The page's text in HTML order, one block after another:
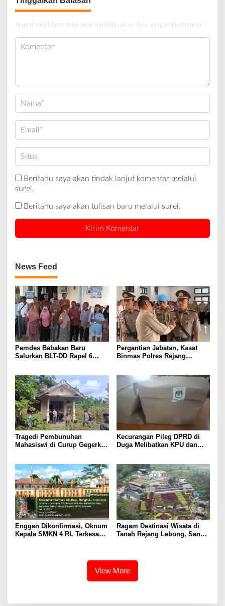
Alamat email Anda tidak akan dipublikasikan. Ruas yang wajib ditandai *
Beritahu saya akan tindak lanjut komentar melalui
surel.
Beritahu saya akan tulisan baru melalui surel.
News Feed
Pemdes Babakan Baru
Salurkan BLT-DD Rapel 6
Pergantian Jabatan, Kasat
Binmas Polres Rejang
Tragedi Pembunuhan
Mahasiswi di Curup Gegerkan
Kecurangan Pileg DPRD di
Duga Melibatkan KPU dan
Enggan Dikonfirmasi, Oknum
Kepala SMKN 4 RL Terkesan
Ragam Destinasi Wisata di
Tanah Rejang Lebong, Sangat
View More